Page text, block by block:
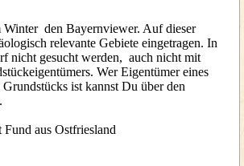
Winter den Bayernviewer. Auf dieser
relevante Gebiete eingetragen. In
nicht gesucht werden, auch nicht mit
Wer Eigentümer eines
ist kannst Du über den
aus Ostfriesland